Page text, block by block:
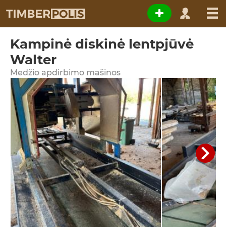
Kampinė diskinė lentpjūvė
Walter
Medžio apdirbimo mašinos